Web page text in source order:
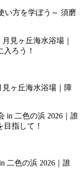
い方を学ぼう～ 須磨
見ヶ丘海水浴場｜障
二色の浜 2026｜誰